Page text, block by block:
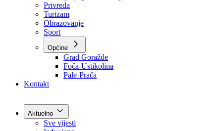
O kantonu
Simboli kantona (Grb, zastava)
Historija (digitalni muzej)
Privreda
Turizam
Obrazovanje
Sport
Općine
Kontakt